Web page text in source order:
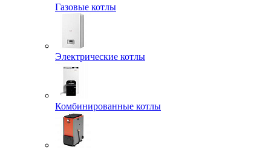
Газовые котлы
Электрические котлы
Комбинированные котлы